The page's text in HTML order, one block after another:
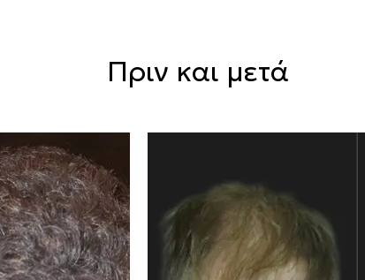
Πριν και μετά